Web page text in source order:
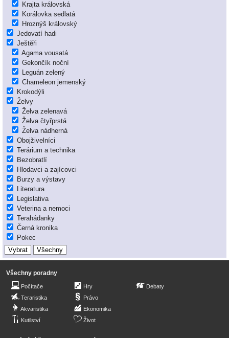
Krajta královská
Korálovka sedlatá
Hroznýš královský
Jedovatí hadi
Ještěři
Agama vousatá
Gekončík noční
Leguán zelený
Chameleon jemenský
Krokodýli
Želvy
Želva zelenavá
Želva čtyřprstá
Želva nádherná
Obojživelníci
Terárium a technika
Bezobratlí
Hlodavci a zajícovci
Burzy a výstavy
Literatura
Legislativa
Veterina a nemoci
Terahádanky
Černá kronika
Pokec
Všechny poradny
Počítače
Teraristika
Akvaristika
Kutilství
Hry
Právo
Ekonomika
Život
Debaty